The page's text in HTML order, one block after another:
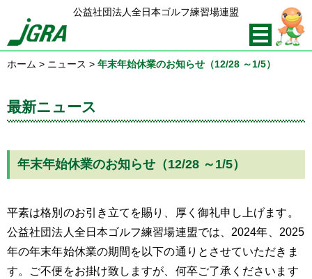
公益社団法人全日本ゴルフ練習場連盟
ホーム > ニュース > 年末年始休業のお知らせ（12/28 ～1/5）
最新ニュース
年末年始休業のお知らせ（12/28 ～1/5）
平素は格別のお引き立てを賜り、厚く御礼申し上げます。
公益社団法人全日本ゴルフ練習場連盟では、2024年、2025
年の年末年始休業の期間を以下の通りとさせていただきま
す。ご不便をお掛け致しますが、何卒ご了承くださいます